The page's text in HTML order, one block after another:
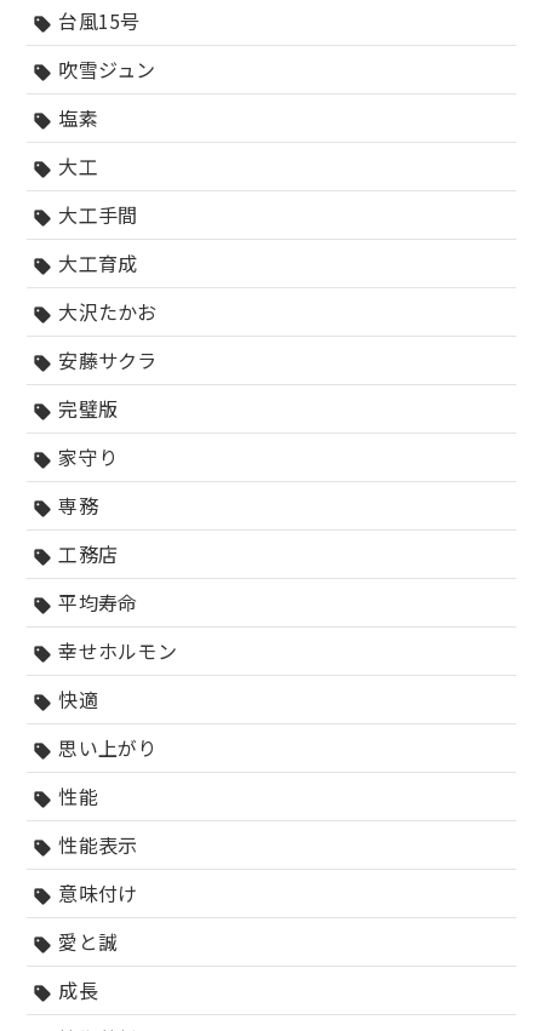
sell 台風15号
sell 吹雪ジュン
sell 塩素
sell 大工
sell 大工手間
sell 大工育成
sell 大沢たかお
sell 安藤サクラ
sell 完璧版
sell 家守り
sell 専務
sell 工務店
sell 平均寿命
sell 幸せホルモン
sell 快適
sell 思い上がり
sell 性能
sell 性能表示
sell 意味付け
sell 愛と誠
sell 成長